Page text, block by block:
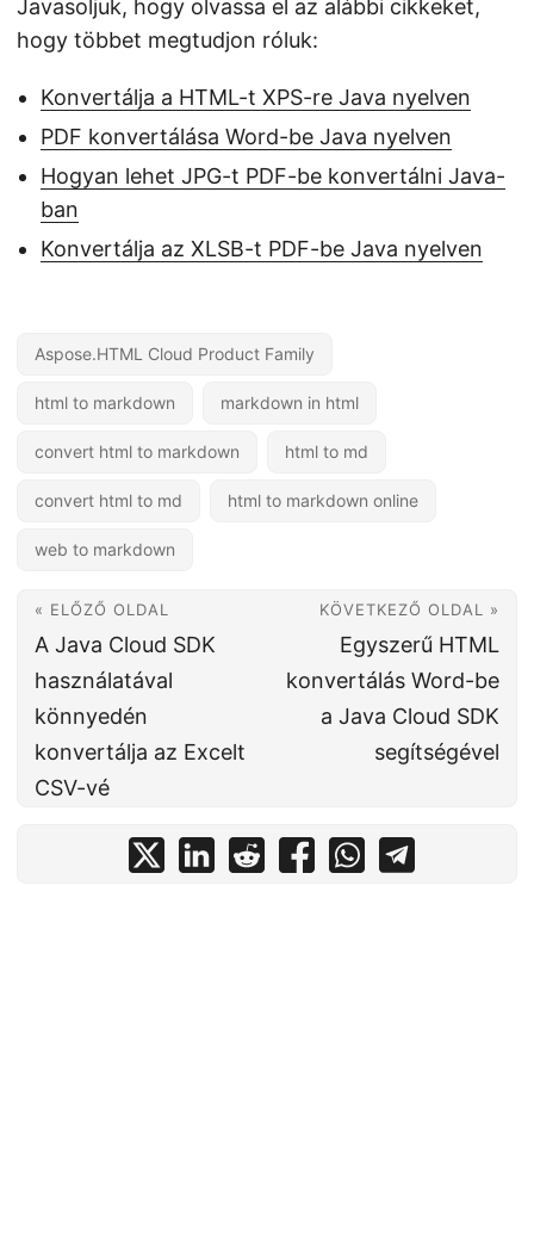
Javasoljuk, hogy olvassa el az alábbi cikkeket,
hogy többet megtudjon róluk:
Konvertálja a HTML-t XPS-re Java nyelven
PDF konvertálása Word-be Java nyelven
Hogyan lehet JPG-t PDF-be konvertálni Java-
ban
Konvertálja az XLSB-t PDF-be Java nyelven
Aspose.HTML Cloud Product Family
html to markdown markdown in html
convert html to markdown html to md
convert html to md html to markdown online
web to markdown
« ELŐZŐ OLDAL
A Java Cloud SDK
használatával
könnyedén
konvertálja az Excelt
CSV-vé
KÖVETKEZŐ OLDAL »
Egyszerű HTML
konvertálás Word-be
a Java Cloud SDK
segítségével